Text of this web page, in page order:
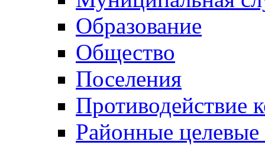
Образование
Общество
Поселения
Противодействие
Районные